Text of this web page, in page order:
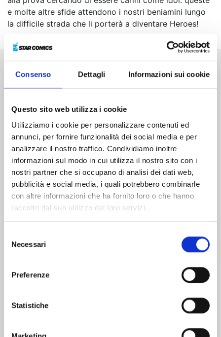
Consenso Dettagli Informazioni sui cookie
Questo sito web utilizza i cookie
Utilizziamo i cookie per personalizzare contenuti ed
annunci, per fornire funzionalità dei social media e per
analizzare il nostro traffico. Condividiamo inoltre
informazioni sul modo in cui utilizza il nostro sito con i
nostri partner che si occupano di analisi dei dati web,
pubblicità e social media, i quali potrebbero combinarle
con altre informazioni che ha fornito loro o che hanno
raccolto dal suo utilizzo dei loro servizi.
delNecessari
Preferenze
Statistiche
e molte altre sfide attendono i nostri beniamini lungo
la difficile strada che li porterà a diventare Heroes!
Altri volumi della serie
MY HERO ACADEMIA TEAM UP MISSION n. 8